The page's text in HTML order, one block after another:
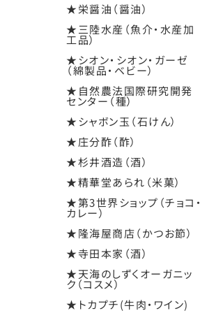
★栄醤油（醤油）
★三陸水産（魚介・水産加
工品）
★シオン・シオン・ガーゼ
（綿製品・ベビー）
★自然農法国際研究開発
センター（種）
★シャボン玉（石けん）
★庄分酢（酢）
★杉井酒造（酒）
★精華堂あられ（米菓）
★第3世界ショップ（チョコ・
カレー）
★隆海屋商店（かつお節）
★寺田本家（酒）
★天海のしずくオーガニッ
ク（コスメ）
★トカプチ(牛肉・ワイン)